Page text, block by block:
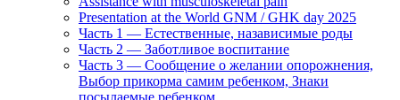
Presentation at the World GNM / GHK day 2025
Часть 1 — Естественные, назависимые роды
Часть 2 — Заботливое воспитание
Часть 3 — Сообщение о желании опорожнения,
Выбор прикорма самим ребенком, Знаки
посылаемые ребенком